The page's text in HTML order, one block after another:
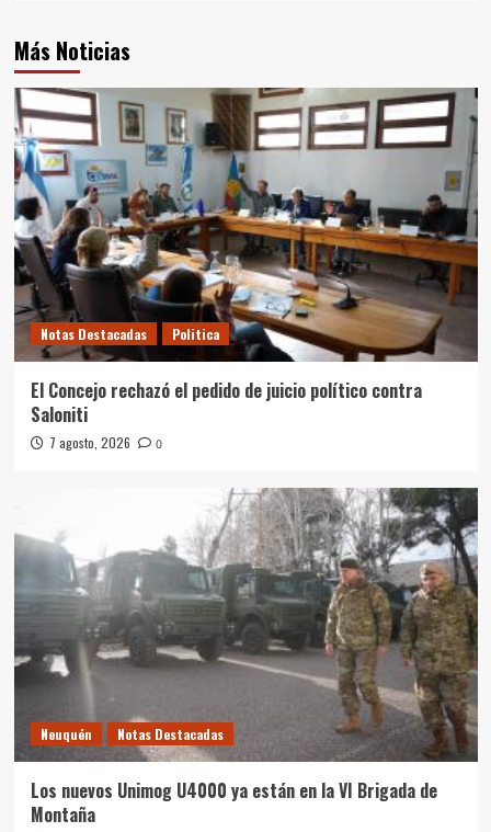
Más Noticias
Notas Destacadas Politica
El Concejo rechazó el pedido de juicio político contra
Saloniti
7 agosto, 2026 0
Neuquén Notas Destacadas
Los nuevos Unimog U4000 ya están en la VI Brigada de
Montaña